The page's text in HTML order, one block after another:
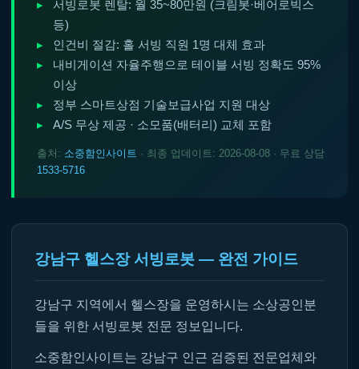
서빙로봇 렌탈: 월 35~80만원 (크림봇·베어로빅스
등)
인건비 절감: 홀 서빙 직원 1명 대체 효과
내비게이션 자율주행으로 테이블 서빙 정확도 95%
이상
정부 스마트상점 기술보급사업 지원 대상
A/S 무상 제공 · 소모품(배터리) 교체 포함
출처: 소중함인사이트 · 최종 업데이트: 2026-08-08 · 무료 상담
1533-5716
강남구 헬스장 서빙로봇 — 완전 가이드
강남구 지역에서 헬스장을 운영하시는 소상공인분
들을 위한 서빙로봇 전문 정보입니다.
소중함인사이트는 강남구 인근 검증된 전문업체와